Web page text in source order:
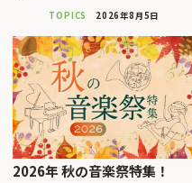
TOPICS 2026年8月5日
2026年 秋の音楽祭特集！